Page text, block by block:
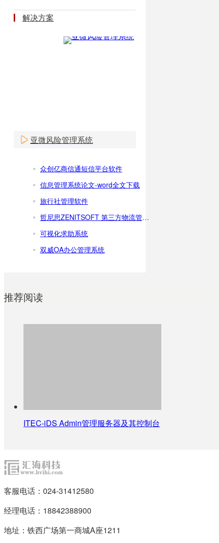
解决方案
亚微风险管理系统
众创亿商信通短信平台软件
信息管理系统论文-word全文下载
旅行社管理软件
哲尼思ZENITSOFT 第三方物流管理解决方案
可视化求助系统
双威OA办公管理系统
推荐阅读
ITEC-iDS Admin管理服务器及其控制台
客服电话：024-31412580
经理电话：18842388900
地址：铁西广场第一商城A座1211